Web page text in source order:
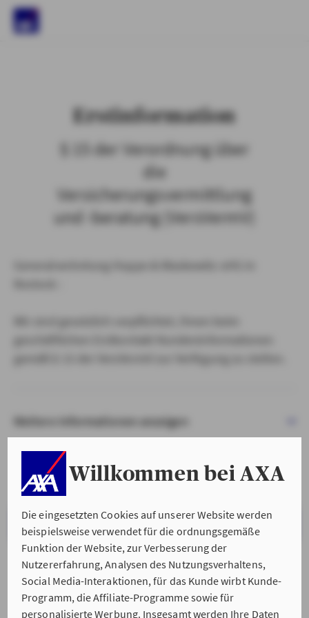
Willkommen bei AXA
Die eingesetzten Cookies auf unserer Website werden
beispielsweise verwendet für die ordnungsgemäße
Funktion der Website, zur Verbesserung der
Nutzererfahrung, Analysen des Nutzungsverhaltens,
Social Media-Interaktionen, für das Kunde wirbt Kunde-
Programm, die Affiliate-Programme sowie für
personalisierte Werbung. Insgesamt werden Ihre Daten
Erstinformation
§ 15 der Verordnung über
die
Versicherungsvermittlung
und -beratung (VersVermV)
Weitere Informationen anzeigen
VERSTANDEN & WEITER